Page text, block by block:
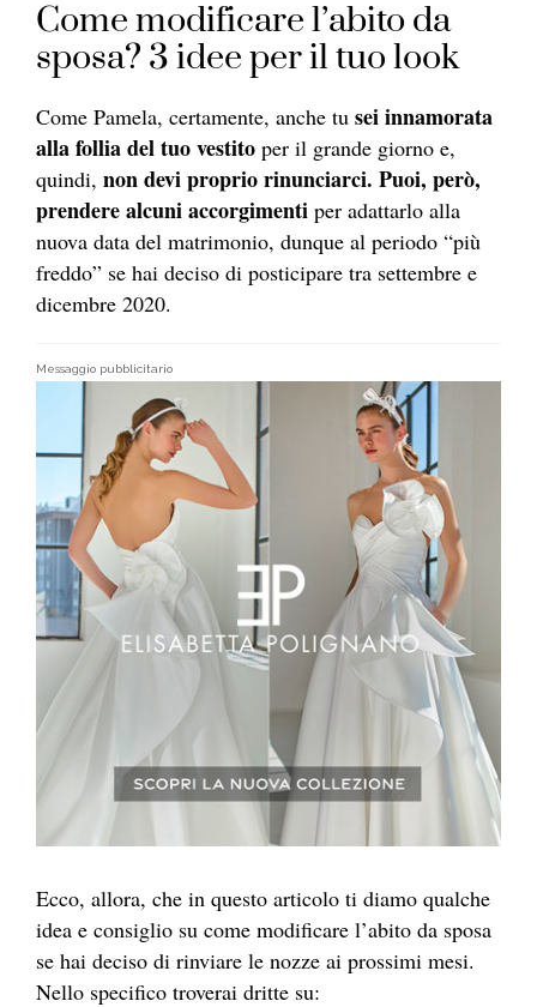
Come modificare l’abito da
sposa? 3 idee per il tuo look
Come Pamela, certamente, anche tu sei innamorata
alla follia del tuo vestito per il grande giorno e,
quindi, non devi proprio rinunciarci. Puoi, però,
prendere alcuni accorgimenti per adattarlo alla
nuova data del matrimonio, dunque al periodo “più
freddo” se hai deciso di posticipare tra settembre e
dicembre 2020.
Messaggio pubblicitario
Ecco, allora, che in questo articolo ti diamo qualche
idea e consiglio su come modificare l’abito da sposa
se hai deciso di rinviare le nozze ai prossimi mesi.
Nello specifico troverai dritte su: